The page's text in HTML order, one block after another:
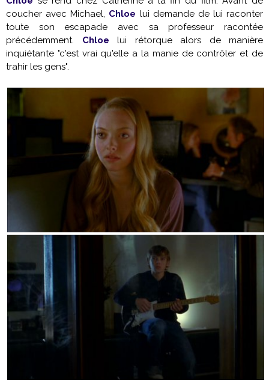
coucher avec Michael, Chloe lui demande de lui raconter
toute son escapade avec sa professeur racontée
précédemment. Chloe lui rétorque alors de manière
inquiétante "c'est vrai qu'elle a la manie de contrôler et de
trahir les gens".